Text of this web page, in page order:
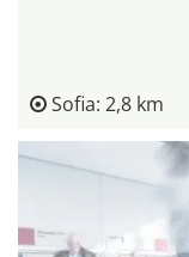
Sofia: 2,8 km